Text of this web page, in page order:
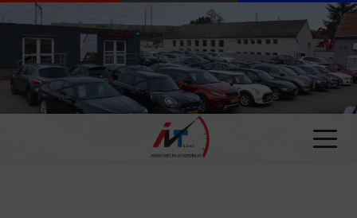
Paramètres avancés des cookies